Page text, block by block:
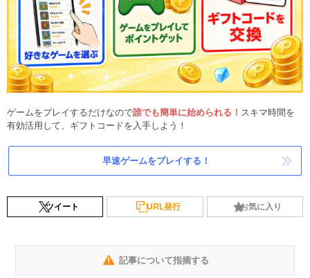
ゲームをプレイするだけなので誰でも簡単に始められる！ スキマ時間を
有効活用して、ギフトコードを入手しよう！
早速ゲームをプレイする！
ツイート URL発行 お気に入り
記事について指摘する